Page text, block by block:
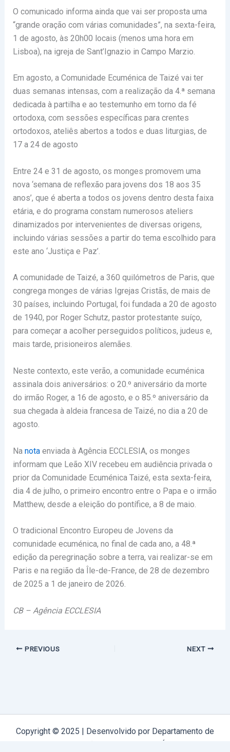
O comunicado informa ainda que vai ser proposta uma
“grande oração com várias comunidades”, na sexta-feira,
1 de agosto, às 20h00 locais (menos uma hora em
Lisboa), na igreja de Sant’Ignazio in Campo Marzio.
Em agosto, a Comunidade Ecuménica de Taizé vai ter
duas semanas intensas, com a realização da 4.ª semana
dedicada à partilha e ao testemunho em torno da fé
ortodoxa, com sessões específicas para crentes
ortodoxos, ateliês abertos a todos e duas liturgias, de
17 a 24 de agosto
Entre 24 e 31 de agosto, os monges promovem uma
nova ‘semana de reflexão para jovens dos 18 aos 35
anos’, que é aberta a todos os jovens dentro desta faixa
etária, e do programa constam numerosos ateliers
dinamizados por intervenientes de diversas origens,
incluindo várias sessões a partir do tema escolhido para
este ano ‘Justiça e Paz’.
A comunidade de Taizé, a 360 quilómetros de Paris, que
congrega monges de várias Igrejas Cristãs, de mais de
30 países, incluindo Portugal, foi fundada a 20 de agosto
de 1940, por Roger Schutz, pastor protestante suíço,
para começar a acolher perseguidos políticos, judeus e,
mais tarde, prisioneiros alemães.
Neste contexto, este verão, a comunidade ecuménica
assinala dois aniversários: o 20.º aniversário da morte
do irmão Roger, a 16 de agosto, e o 85.º aniversário da
sua chegada à aldeia francesa de Taizé, no dia a 20 de
agosto.
Na notaenviada à Agência ECCLESIA, os monges
informam que Leão XIV recebeu em audiência privada o
prior da Comunidade Ecuménica Taizé, esta sexta-feira,
dia 4 de julho, o primeiro encontro entre o Papa e o irmão
Matthew, desde a eleição do pontífice, a 8 de maio.
O tradicional Encontro Europeu de Jovens da
comunidade ecuménica, no final de cada ano, a 48.ª
edição da peregrinação sobre a terra, vai realizar-se em
Paris e na região da Île-de-France, de 28 de dezembro
de 2025 a 1 de janeiro de 2026.
CB – Agência ECCLESIA
PREVIOUS NEXT
Copyright © 2025 | Desenvolvido por Departamento de